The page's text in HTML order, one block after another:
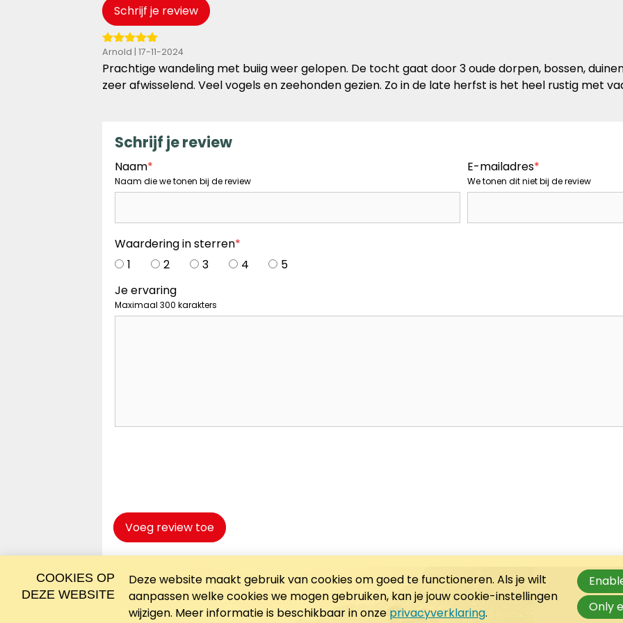
Schrijf je review
5
van
de
Arnold | 17-11-2024
Prachtige wandeling met buiig weer gelopen. De tocht gaat door 3 oude dorpen, bossen,
zeer afwisselend. Veel vogels en zeehonden gezien. Zo in de late herfst is het heel rustig met
Schrijf je review
Naam*
Naam die we tonen bij de review
E-mailadres*
We tonen dit niet bij de review
Waardering in sterren*
1
2 3 4
5
Je ervaring
Maximaal 300 karakters
Voeg review toe
COOKIES OP
DEZE WEBSITE
Deze website maakt gebruik van cookies om goed te functioneren. Als je wilt
aanpassen welke cookies we mogen gebruiken, kan je jouw cookie-instellingen
wijzigen. Meer informatie is beschikbaar in onze privacyverklaring.
Only